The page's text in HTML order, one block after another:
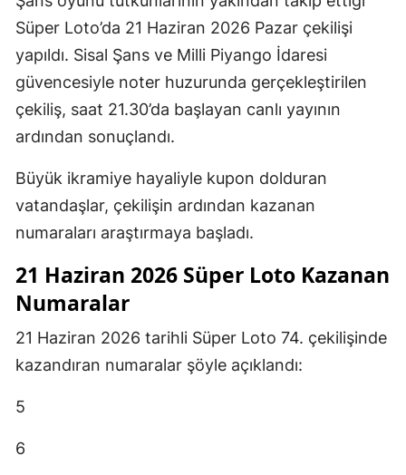
Süper Loto’da 21 Haziran 2026 Pazar çekilişi
yapıldı. Sisal Şans ve Milli Piyango İdaresi
güvencesiyle noter huzurunda gerçekleştirilen
çekiliş, saat 21.30’da başlayan canlı yayının
ardından sonuçlandı.
Büyük ikramiye hayaliyle kupon dolduran
vatandaşlar, çekilişin ardından kazanan
numaraları araştırmaya başladı.
21 Haziran 2026 Süper Loto Kazanan
Numaralar
21 Haziran 2026 tarihli Süper Loto 74. çekilişinde
kazandıran numaralar şöyle açıklandı:
5
6